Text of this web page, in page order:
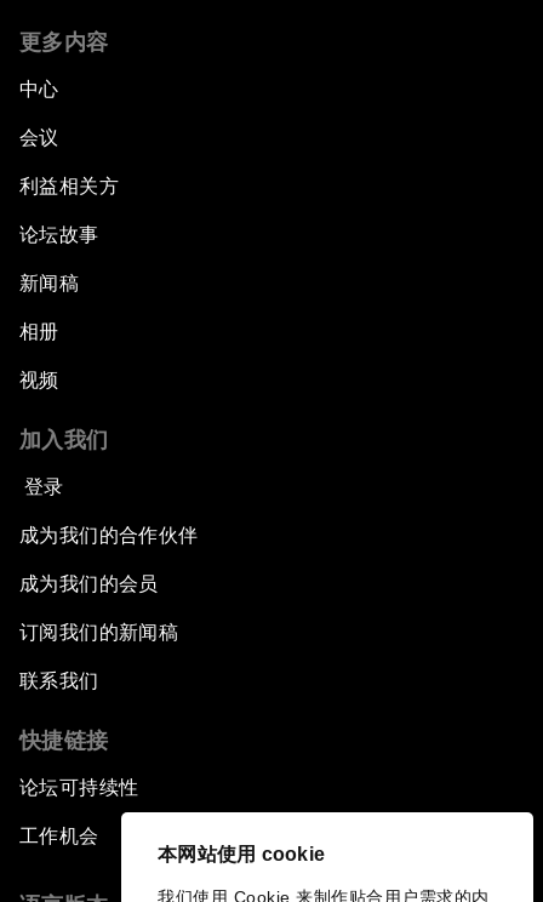
本网站使用 cookie
我们使用 Cookie 来制作贴合用户需求的内
更多内容
中心
会议
利益相关方
论坛故事
新闻稿
相册
视频
加入我们
登录
成为我们的合作伙伴
成为我们的会员
订阅我们的新闻稿
联系我们
快捷链接
论坛可持续性
工作机会